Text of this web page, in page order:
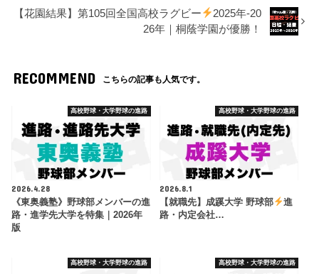
【花園結果】第105回全国高校ラグビー
2025年-20
26年｜桐蔭学園が優勝！
RECOMMEND こちらの記事も人気です。
高校野球・大学野球の進路
2026.4.28
《東奥義塾》野球部メンバーの進
路・進学先大学を特集｜2026年
版
高校野球・大学野球の進路
2026.8.1
【就職先】成蹊大学 野球部
進
路・内定会社…
高校野球・大学野球の進路 高校野球・大学野球の進路